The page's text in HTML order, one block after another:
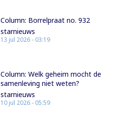
Column: Borrelpraat no. 932
starnieuws
13 jul 2026 - 03:19
Column: Welk geheim mocht de
samenleving niet weten?
starnieuws
10 jul 2026 - 05:59